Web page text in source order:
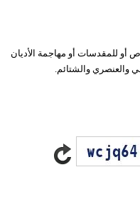
أو للمقدسات أو مهاجمة الأديان
والعنصري والشتائم.